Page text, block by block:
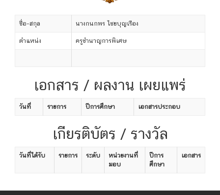
ชื่อ-สกุล นางกนกพร ไชยบุญเรือง
ตำแหน่ง ครูชำนาญการพิเศษ
เอกสาร / ผลงาน เผยแพร่
วันที่ รายการ ปีการศึกษา เอกสารประกอบ
เกียรติบัตร / รางวัล
วันที่ได้รับ รายการ ระดับ
หน่วยงานที่
มอบ
ปีการ
ศึกษา
เอกสาร